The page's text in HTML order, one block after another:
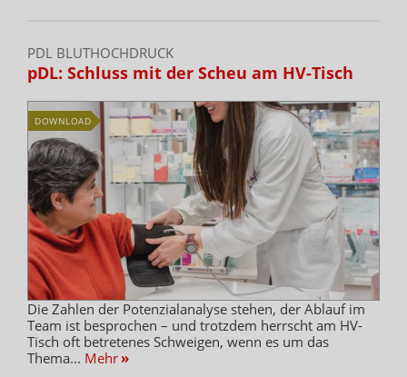
PDL BLUTHOCHDRUCK
pDL: Schluss mit der Scheu am HV-Tisch
DOWNLOAD
Die Zahlen der Potenzialanalyse stehen, der Ablauf im
Team ist besprochen – und trotzdem herrscht am HV-
Tisch oft betretenes Schweigen, wenn es um das
Thema... Mehr »